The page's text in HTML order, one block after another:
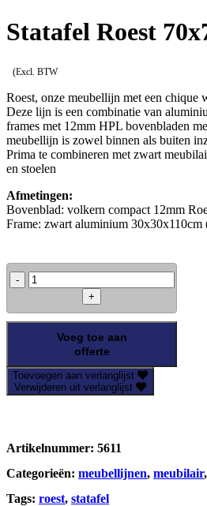
Statafel Roest
(Excl. BTW
Roest, onze meubellijn met een chique
Deze lijn is een combinatie van
frames met 12mm HPL bovenbladen
meubellijn is zowel binnen als buiten
Prima te combineren met zwart
en stoelen
Afmetingen:
Bovenblad: volkern compact 12mm
Frame: zwart aluminium
Statafel
Roest
aantal
Voeg toe aan
offerte
Toevoegen aan verlanglijst
Verwijderen uit verlanglijst
Artikelnummer: 5611
Categorieën: meubellijnen, meubilair,
Tags: roest, statafel